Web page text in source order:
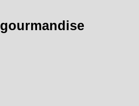
gourmandise